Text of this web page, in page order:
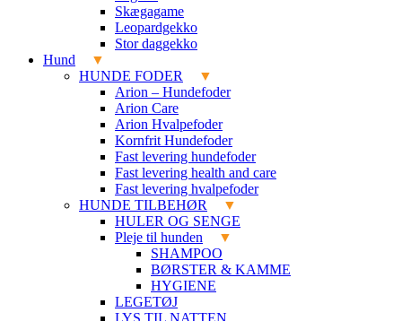
Skægagame
Leopardgekko
Stor daggekko
Hund
HUNDE FODER
Arion – Hundefoder
Arion Care
Arion Hvalpefoder
Kornfrit Hundefoder
Fast levering hundefoder
Fast levering health and care
Fast levering hvalpefoder
HUNDE TILBEHØR
HULER OG SENGE
Pleje til hunden
SHAMPOO
BØRSTER & KAMME
HYGIENE
LEGETØJ
LYS TIL NATTEN